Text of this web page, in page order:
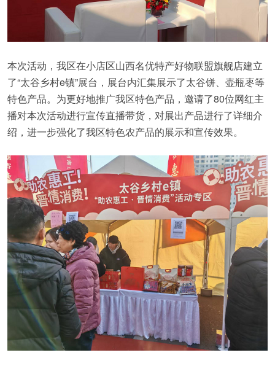
本次活动，我区在小店区山西名优特产好物联盟旗舰店建立
了“太谷乡村e镇”展台，展台内汇集展示了太谷饼、壶瓶枣等
特色产品。为更好地推广我区特色产品，邀请了80位网红主
播对本次活动进行宣传直播带货，对展出产品进行了详细介
绍，进一步强化了我区特色农产品的展示和宣传效果。